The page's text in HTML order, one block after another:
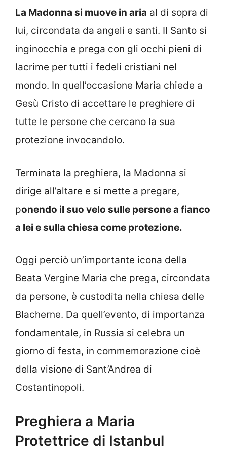
La Madonna si muove in aria al di sopra di
lui, circondata da angeli e santi. Il Santo si
inginocchia e prega con gli occhi pieni di
lacrime per tutti i fedeli cristiani nel
mondo. In quell’occasione Maria chiede a
Gesù Cristo di accettare le preghiere di
tutte le persone che cercano la sua
protezione invocandolo.
Terminata la preghiera, la Madonna si
dirige all’altare e si mette a pregare,
ponendo il suo velo sulle persone a fianco
a lei e sulla chiesa come protezione.
Oggi perciò un’importante icona della
Beata Vergine Maria che prega, circondata
da persone, è custodita nella chiesa delle
Blacherne. Da quell’evento, di importanza
fondamentale, in Russia si celebra un
giorno di festa, in commemorazione cioè
della visione di Sant’Andrea di
Costantinopoli.
Preghiera a Maria
Protettrice di Istanbul